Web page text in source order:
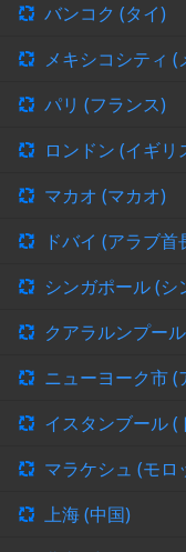
バンコク (タイ)
メキシコシティ (
パリ (フランス)
ロンドン (イギリ
マカオ (マカオ)
ドバイ (アラブ首
シンガポール (シ
クアラルンプー
ニューヨーク市 (
イスタンブール (
マラケシュ (モロ
上海 (中国)